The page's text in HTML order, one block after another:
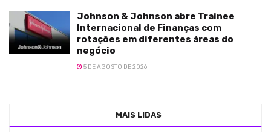
Johnson & Johnson abre Trainee
Internacional de Finanças com
rotações em diferentes áreas do
negócio
5 DE AGOSTO DE 2026
MAIS LIDAS